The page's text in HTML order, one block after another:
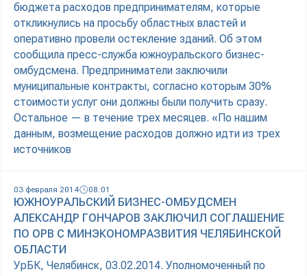
бюджета расходов предпринимателям, которые
откликнулись на просьбу областных властей и
оперативно провели остекление зданий. Об этом
сообщила пресс-служба южноуральского бизнес-
омбудсмена. Предприниматели заключили
муниципальные контракты, согласно которым 30%
стоимости услуг они должны были получить сразу.
Остальное — в течение трех месяцев. «По нашим
данным, возмещение расходов должно идти из трех
источников
03 февраля 2014 08:01
ЮЖНОУРАЛЬСКИЙ БИЗНЕС-ОМБУДСМЕН
АЛЕКСАНДР ГОНЧАРОВ ЗАКЛЮЧИЛ СОГЛАШЕНИЕ
ПО ОРВ С МИНЭКОНОМРАЗВИТИЯ ЧЕЛЯБИНСКОЙ
ОБЛАСТИ
УрБК, Челябинск, 03.02.2014. Уполномоченный по